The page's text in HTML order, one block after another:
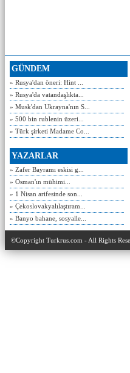
GÜNDEM
» Rusya'dan öneri: Hint ...
» Rusya'da vatandaşlıkta...
» Musk'dan Ukrayna'nın S...
» 500 bin rublenin üzeri...
» Türk şirketi Madame Co...
YAZARLAR
» Zafer Bayramı eskisi g...
» Osman'ın mühimi...
» 1 Nisan arifesinde son...
» Çekoslovakyalılaştıram...
» Banyo bahane, sosyalle...
©Copyright Turkrus.com - All Rights